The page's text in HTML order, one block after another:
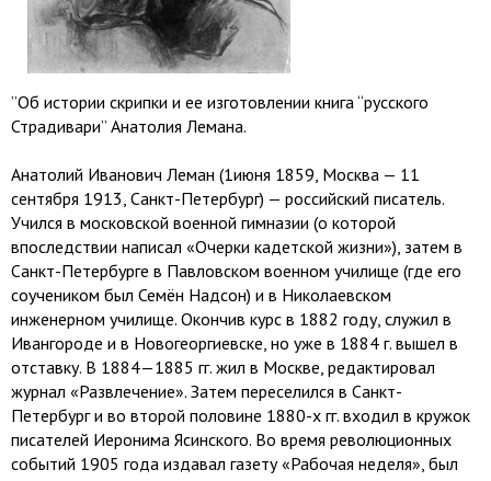
”Об истории скрипки и ее изготовлении книга “русского
Страдивари” Анатолия Лемана.
Анатолий Иванович Леман (1июня 1859, Москва — 11
сентября 1913, Санкт-Петербург) — российский писатель.
Учился в московской военной гимназии (о которой
впоследствии написал «Очерки кадетской жизни»), затем в
Санкт-Петербурге в Павловском военном училище (где его
соучеником был Семён Надсон) и в Николаевском
инженерном училище. Окончив курс в 1882 году, служил в
Ивангороде и в Новогеоргиевске, но уже в 1884 г. вышел в
отставку. В 1884—1885 гг. жил в Москве, редактировал
журнал «Развлечение». Затем переселился в Санкт-
Петербург и во второй половине 1880-х гг. входил в кружок
писателей Иеронима Ясинского. Во время революционных
событий 1905 года издавал газету «Рабочая неделя», был